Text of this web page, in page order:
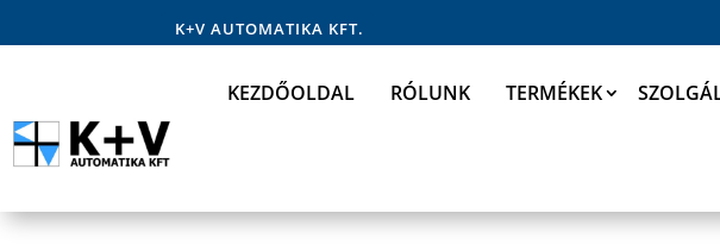
K+V AUTOMATIKA KFT.
KEZDŐOLDAL RÓLUNK TERMÉKEK